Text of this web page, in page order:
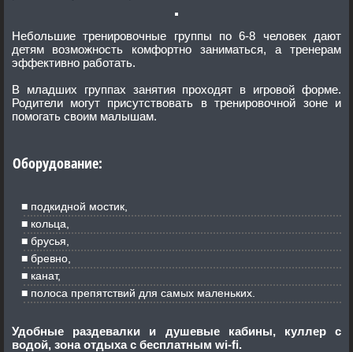
Небольшие тренировочные группы по 6-8 человек дают
детям возможность комфортно заниматься, а тренерам
эффективно работать.
В младших группах занятия проходят в игровой форме.
Родители могут присутствовать в тренировочной зоне и
помогать своим малышам.
Оборудование:
подкидной мостик,
кольца,
брусья,
бревно,
канат,
полоса препятствий для самых маленьких.
Удобные раздевалки и душевые кабины, куллер с
водой, зона отдыха с бесплатным wi-fi.